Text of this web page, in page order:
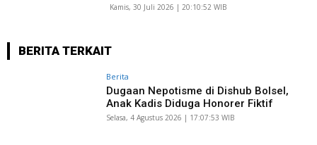
Kamis, 30 Juli 2026 | 20:10:52 WIB
BERITA TERKAIT
Berita
Dugaan Nepotisme di Dishub Bolsel,
Anak Kadis Diduga Honorer Fiktif
Selasa, 4 Agustus 2026 | 17:07:53 WIB